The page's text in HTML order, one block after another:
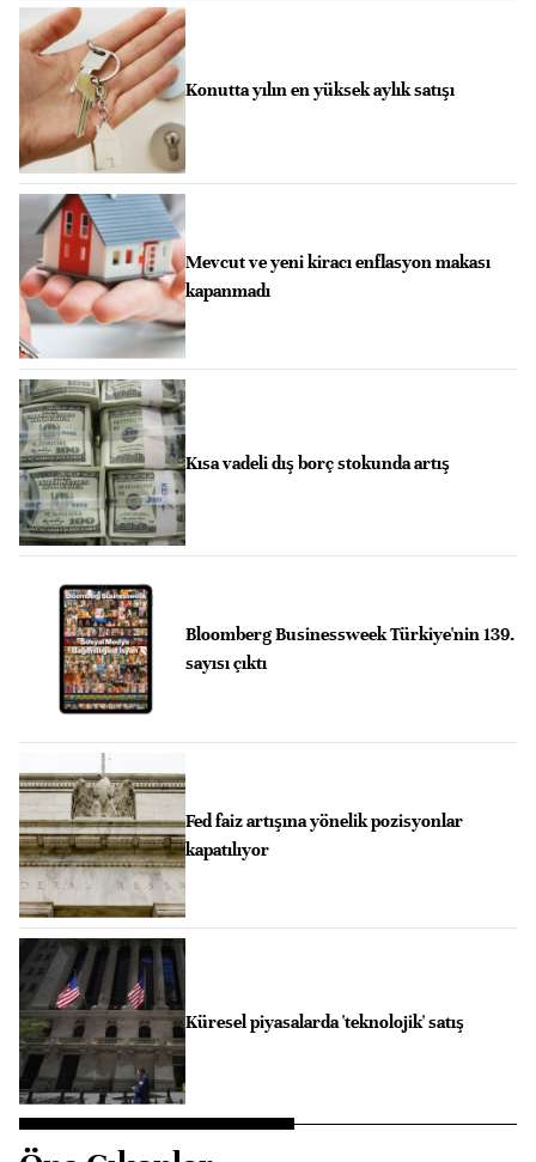
Konutta yılın en yüksek aylık satışı
Mevcut ve yeni kiracı enflasyon makası
kapanmadı
Kısa vadeli dış borç stokunda artış
Bloomberg Businessweek Türkiye'nin 139.
sayısı çıktı
Fed faiz artışına yönelik pozisyonlar
kapatılıyor
Küresel piyasalarda 'teknolojik' satış